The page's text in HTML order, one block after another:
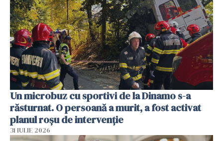
Un microbuz cu sportivi de la Dinamo s-a
răsturnat. O persoană a murit, a fost activat
planul roșu de intervenție
31 IULIE 2026